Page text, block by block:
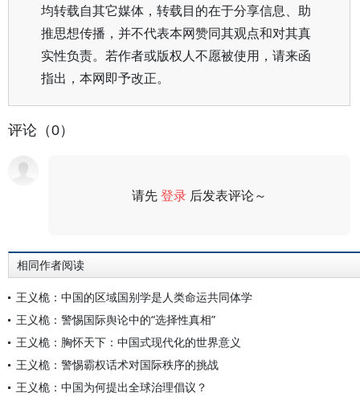
均转载自其它媒体，转载目的在于分享信息、助
推思想传播，并不代表本网赞同其观点和对其真
实性负责。若作者或版权人不愿被使用，请来函
指出，本网即予改正。
评论（0）
请先登录 后发表评论～
相同作者阅读
王义桅：中国的区域国别学是人类命运共同体学
王义桅：警惕国际舆论中的“选择性真相”
王义桅：胸怀天下：中国式现代化的世界意义
王义桅：警惕霸权话术对国际秩序的挑战
王义桅：中国为何提出全球治理倡议？